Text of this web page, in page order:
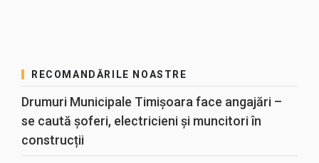
RECOMANDĂRILE NOASTRE
Drumuri Municipale Timișoara face angajări –
se caută șoferi, electricieni și muncitori în
construcții